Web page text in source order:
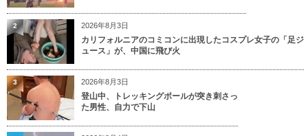
2026年8月3日
カリフォルニアのコミコンに出現したコスプレ女子の「足ジ
ュース」が、中国に飛び火
2
2026年8月3日
登山中、トレッキングポールが突き刺さっ
た男性、自力で下山
3